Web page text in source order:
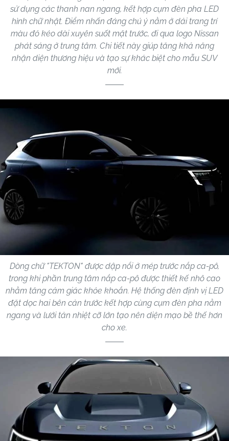
sử dụng các thanh nan ngang, kết hợp cụm đèn pha LED
hình chữ nhật. Điểm nhấn đáng chú ý nằm ở dải trang trí
màu đỏ kéo dài xuyên suốt mặt trước, đi qua logo Nissan
phát sáng ở trung tâm. Chi tiết này giúp tăng khả năng
nhận diện thương hiệu và tạo sự khác biệt cho mẫu SUV
mới.
Dòng chữ "TEKTON" được dập nổi ở mép trước nắp ca-pô,
trong khi phần trung tâm nắp ca-pô được thiết kế nhô cao
nhằm tăng cảm giác khỏe khoắn. Hệ thống đèn định vị LED
đặt dọc hai bên cản trước kết hợp cùng cụm đèn pha nằm
ngang và lưới tản nhiệt cỡ lớn tạo nên diện mạo bề thế hơn
cho xe.